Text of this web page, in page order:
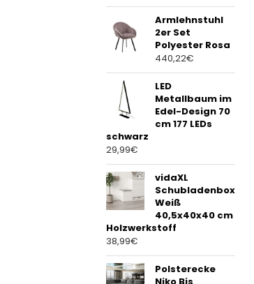
Armlehnstuhl
2er Set
Polyester Rosa
440,22€
LED
Metallbaum im
Edel-Design 70
cm 177 LEDs
schwarz
29,99€
vidaXL
Schubladenbox
Weiß
40,5x40x40 cm
Holzwerkstoff
38,99€
Polsterecke
Niko Bis